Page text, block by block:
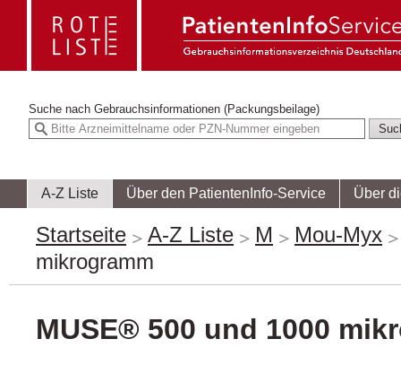
Suche nach Gebrauchsinformationen (Packungsbeilage)
A-Z Liste Über den PatientenInfo-Service Über
Startseite A-Z Liste M
Mou-Myx
mikrogramm
MUSE® 500 und 1000